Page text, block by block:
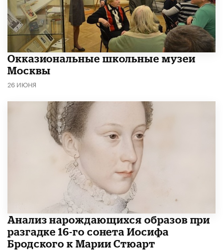
​Окказиональные школьные музеи
Москвы
26 ИЮНЯ
Анализ нарождающихся образов при
разгадке 16-го сонета Иосифа
Бродского к Марии Стюарт